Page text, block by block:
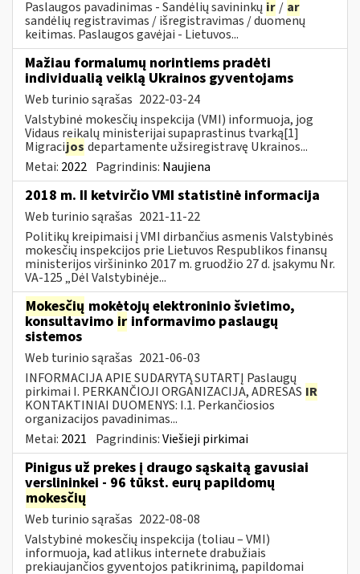
Paslaugos pavadinimas - Sandėlių savininkų ir / ar
sandėlių registravimas / išregistravimas / duomenų
keitimas. Paslaugos gavėjai - Lietuvos...
Mažiau formalumų norintiems pradėti
individualią veiklą Ukrainos gyventojams
Web turinio sąrašas 2022-03-24
Valstybinė mokesčių inspekcija (VMI) informuoja, jog
Vidaus reikalų ministerijai supaprastinus tvarką[1]
Migracijos departamente užsiregistravę Ukrainos...
Metai: 2022 Pagrindinis: Naujiena
2018 m. II ketvirčio VMI statistinė informacija
Web turinio sąrašas 2021-11-22
Politikų kreipimaisi į VMI dirbančius asmenis Valstybinės
mokesčių inspekcijos prie Lietuvos Respublikos finansų
ministerijos viršininko 2017 m. gruodžio 27 d. įsakymu Nr.
VA-125 „Dėl Valstybinėje...
Mokesčių mokėtojų elektroninio švietimo,
konsultavimo ir informavimo paslaugų
sistemos
Web turinio sąrašas 2021-06-03
INFORMACIJA APIE SUDARYTĄ SUTARTĮ Paslaugų
pirkimai I. PERKANČIOJI ORGANIZACIJA, ADRESAS IR
KONTAKTINIAI DUOMENYS: I.1. Perkančiosios
organizacijos pavadinimas...
Metai: 2021 Pagrindinis:Viešieji pirkimai
Pinigus už prekes į draugo sąskaitą gavusiai
verslininkei - 96 tūkst. eurų papildomų
mokesčių
Web turinio sąrašas 2022-08-08
Valstybinė mokesčių inspekcija (toliau – VMI)
informuoja, kad atlikus internete drabužiais
prekiaujančios gyventojos patikrinimą, papildomai